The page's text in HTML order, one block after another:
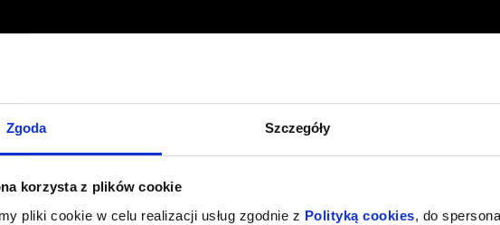
Zgoda Szczegóły
korzysta z plików cookie
pliki cookie w celu realizacji usług zgodnie z Polityką cookies, do